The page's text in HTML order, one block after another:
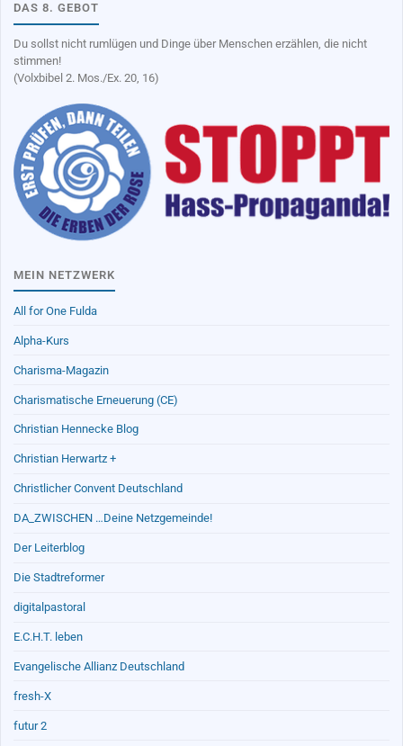
DAS 8. GEBOT
Du sollst nicht rumlügen und Dinge über Menschen erzählen, die nicht
stimmen!
(Volxbibel 2. Mos./Ex. 20, 16)
MEIN NETZWERK
All for One Fulda
Alpha-Kurs
Charisma-Magazin
Charismatische Erneuerung (CE)
Christian Hennecke Blog
Christian Herwartz +
Christlicher Convent Deutschland
DA_ZWISCHEN …Deine Netzgemeinde!
Der Leiterblog
Die Stadtreformer
digitalpastoral
E.C.H.T. leben
Evangelische Allianz Deutschland
fresh-X
futur 2